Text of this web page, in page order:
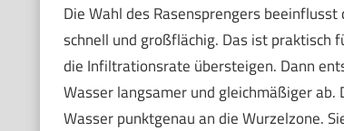
Die Wahl des Rasensprengers
schnell und großflächig. Das ist praktisch
die Infiltrationsrate übersteigen. Dann
Wasser langsamer und gleichmäßiger
Wasser punktgenau an die Wurzelzone.